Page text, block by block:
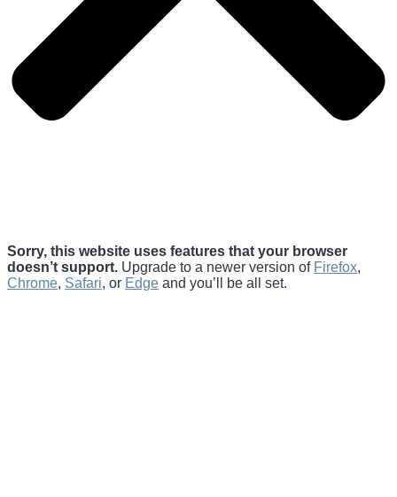
Sorry, this website uses features that your browser
doesn’t support. Upgrade to a newer version of Firefox,
Chrome, Safari, or Edge and you’ll be all set.